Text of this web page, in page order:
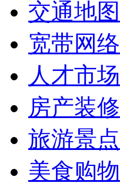
交通地图
宽带网络
人才市场
房产装修
旅游景点
美食购物